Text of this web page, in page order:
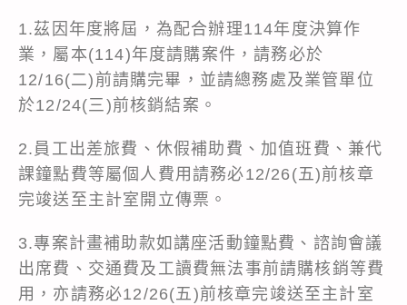
1.茲因年度將屆，為配合辦理114年度決算作
業，屬本(114)年度請購案件，請務必於
12/16(二)前請購完畢，並請總務處及業管單位
於12/24(三)前核銷結案。
2.員工出差旅費、休假補助費、加值班費、兼代
課鐘點費等屬個人費用請務必12/26(五)前核章
完竣送至主計室開立傳票。
3.專案計畫補助款如講座活動鐘點費、諮詢會議
出席費、交通費及工讀費無法事前請購核銷等費
用，亦請務必12/26(五)前核章完竣送至主計室